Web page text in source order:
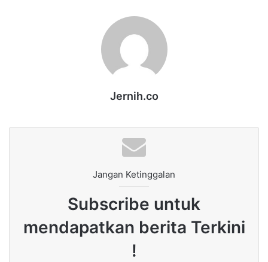
Jernih.co
Jangan Ketinggalan
Subscribe untuk
mendapatkan berita Terkini
!